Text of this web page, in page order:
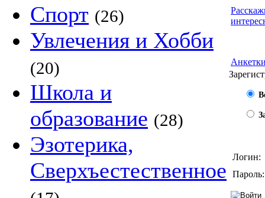
Спорт (26)
Увлечения и Хобби
(20)
Школа и
образование (28)
Эзотерика,
Сверхъестественное
Логин:
Пароль: